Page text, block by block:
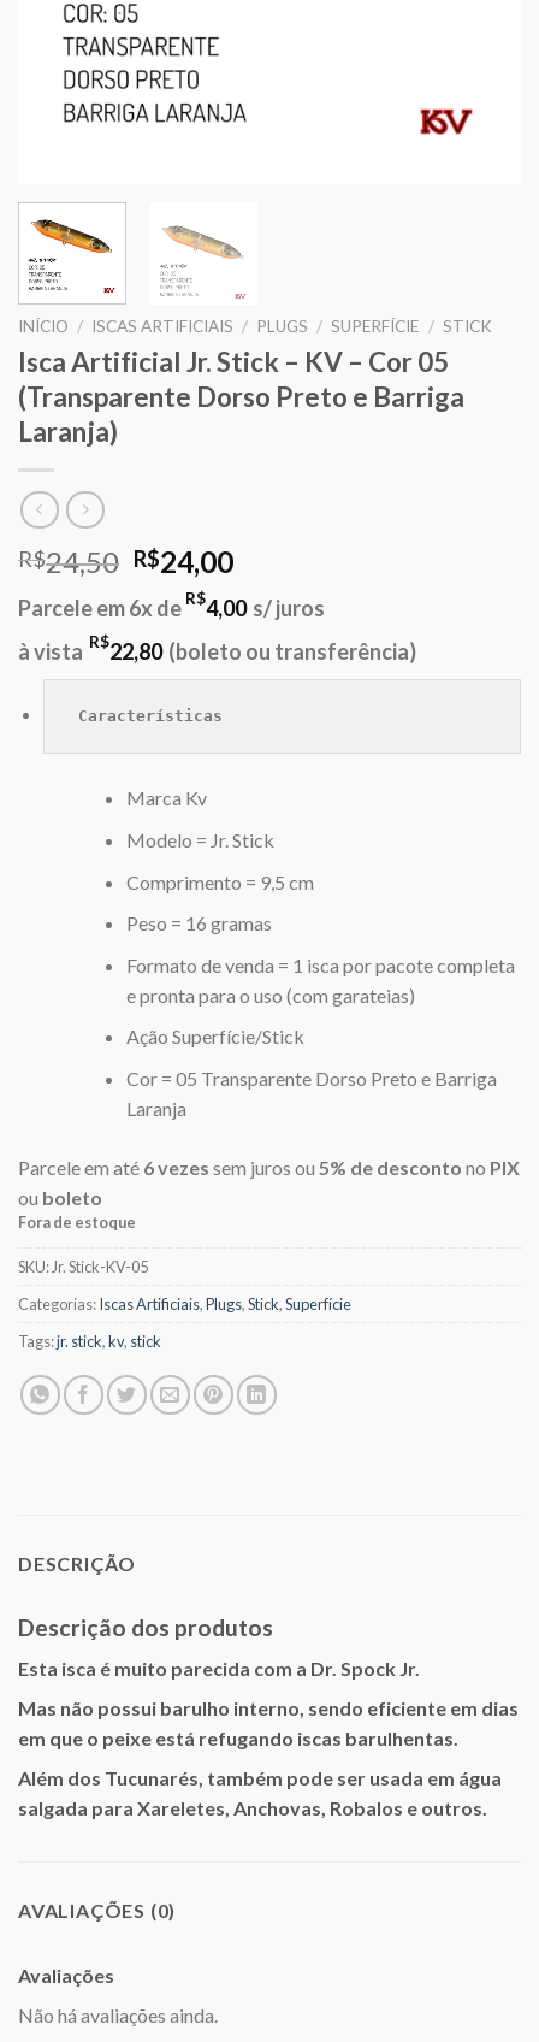
INÍCIO / ISCAS ARTIFICIAIS / PLUGS / SUPERFÍCIE / STICK
Isca Artificial Jr. Stick – KV – Cor 05
(Transparente Dorso Preto e Barriga
Laranja)
R$24,50 O
preço
original
era:
R$24,50.
R$24,00O
atual
é:
R$24,00.
Parcele em 6x de R$4,00 s/ juros
à vista R$22,80 (boleto ou transferência)
Características
Marca Kv
Modelo = Jr. Stick
Comprimento = 9,5 cm
Peso = 16 gramas
Formato de venda = 1 isca por pacote completa
e pronta para o uso (com garateias)
Ação Superfície/Stick
Cor = 05 Transparente Dorso Preto e Barriga
Laranja
Parcele em até 6 vezes sem juros ou 5% de desconto no PIX
ou boleto
Fora de estoque
SKU: Jr. Stick-KV-05
Categorias:Iscas Artificiais,Plugs,Stick,Superfície
Tags:jr. stick,kv, stick
DESCRIÇÃO
Descrição dos produtos
Esta isca é muito parecida com a Dr. Spock Jr.
Mas não possui barulho interno, sendo eficiente em dias
em que o peixe está refugando iscas barulhentas.
Além dos Tucunarés, também pode ser usada em água
salgada para Xareletes, Anchovas, Robalos e outros.
AVALIAÇÕES (0)
Avaliações
Não há avaliações ainda.